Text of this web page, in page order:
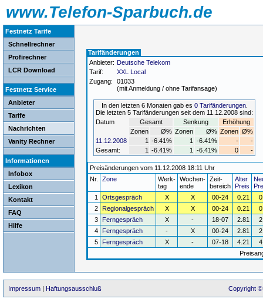
www.Telefon-Sparbuch.de
Festnetz Tarife
Schnellrechner
Profirechner
LCR Download
Festnetz Service
Anbieter
Tarife
Nachrichten
Vanity Rechner
Informationen
Infobox
Lexikon
Kontakt
FAQ
Hilfe
Tarifänderungen
Anbieter: Deutsche Telekom
Tarif:
XXL Local
Zugang:
01033
(mit Anmeldung / ohne Tarifansage)
In den letzten 6 Monaten gab es 0 Tarifänderungen.
Die letzten 5 Tarifänderungen seit dem 11.12.2008 sind:
Datum
Gesamt Senkung
Erhöhung
Zonen
Ø% Zonen Ø% Zonen Ø%
11.12.2008
1 -6.41% 1 -6.41% -
-
Gesamt:
1 -6.41% 1 -6.41% 0 -
Preisänderungen vom 11.12.2008 18:11 Uhr
Nr.
Zone
Werk-
tag
Wochen-
ende
Zeit-
bereich
Alter
Preis
1
Ortsgespräch X X 00-24 0.21
2 Regionalgespräch X X 00-24 0.21
3
Ferngespräch X - 18-07 2.81
4
Ferngespräch - X 00-24 2.81
5
Ferngespräch X - 07-18 4.21
Impressum | Haftungsausschluß Copyright ©